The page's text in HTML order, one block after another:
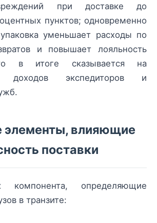
при доставке до
пунктов; одновременно
уменьшает расходы по
и повышает лояльность
в итоге сказывается на
доходов экспедиторов и
влияющие
поставки
компонента, определяющие
в транзите: